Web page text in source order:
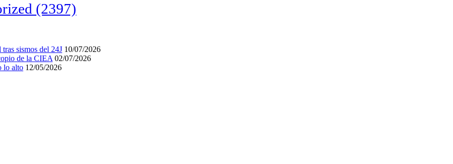
(2397)
sismos del 24J 10/07/2026
de la CIEA 02/07/2026
lo alto 12/05/2026